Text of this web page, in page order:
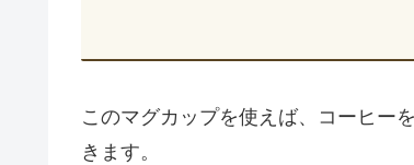
このマグカップを使えば、コーヒー
きます。